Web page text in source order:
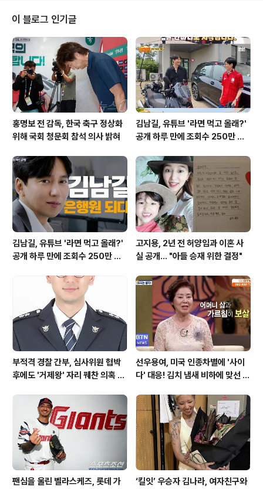
혁, 이한범 수비수와 이태석, 설영우 윙백을 배치했습니다.
황인범, 백승호가 중앙 미드필더로 나섰고, 황희찬, 이강인,
오현규가 공격을 이끌었습니다. 주장 손흥민 선수는 벤치
에서 대기했습니다. 남아공은 4-3-3 포메이션으로 맞섰
습니다. 주요 장면 및 위기 상황경기 초반 한국은 이강인의
날카로운 슈팅으로 기회를 ..
이 블로그 인기글
홍명보 전 감독, 한국 축구 정상화
위해 국회 청문회 참석 의사 밝혀
김남길, 유튜브 '라면 먹고 올래?'
공개 하루 만에 조회수 250만 돌
김남길, 유튜브 '라면 먹고 올래?'
공개 하루 만에 조회수 250만 돌
고지용, 2년 전 허양임과 이혼 사
실 공개… "아들 승재 위한 결정"
부적격 경찰 간부, 심사위원 협박
후에도 '거제왕' 자리 꿰찬 의혹 진
선우용여, 미국 인종차별에 '사이
다' 대응! 김치 냄새 비하에 맞선 통
팬심을 울린 벨라스케즈, 롯데 가 ‘킬잇’ 우승자 김나라, 여자친구와